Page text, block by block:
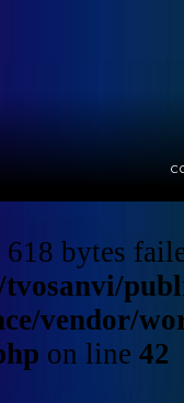
bytes
tvosanvi/
vendor/
on line 42